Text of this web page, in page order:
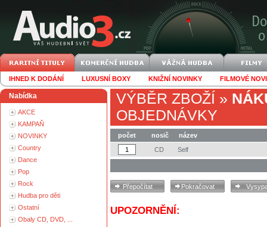
IHNED K DODÁNÍ LUXUSNÍ BOXY KNIŽNÍ NOVINKY FILMOVÉ
Nabídka
AKCE
KAMPAŇ
NOVINKY
Country
Dance
Pop
Rock
Hudba pro děti
Ostatní
Obaly CD, DVD, ...
VÝBĚR ZBOŽÍ »
OBJEDNÁVKY
počet nosič
název
CD
Self
UPOZORNĚNÍ: